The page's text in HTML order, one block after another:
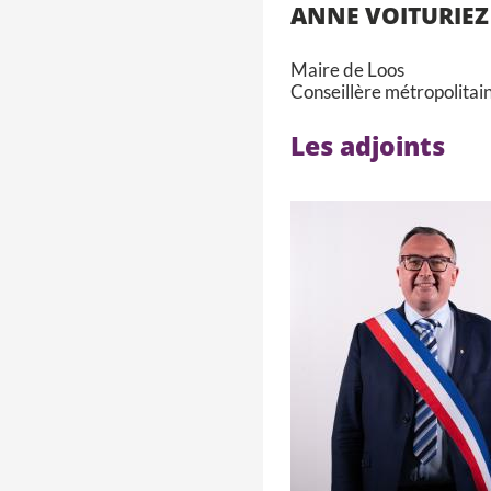
ANNE VOITURIEZ
Maire de Loos
Conseillère
Les adjoints